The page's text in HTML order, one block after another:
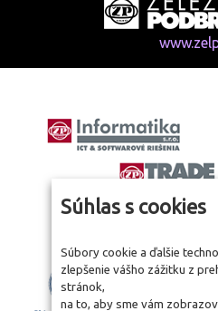
Súhlas s cookies
Súbory cookie a ďalšie
zlepšenie vášho zážitku z
stránok,
na to, aby sme vám